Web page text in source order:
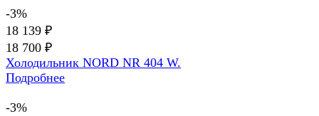
-3%
18 139 ₽
18 700 ₽
Холодильник NORD NR 404 W.
Подробнее
-3%